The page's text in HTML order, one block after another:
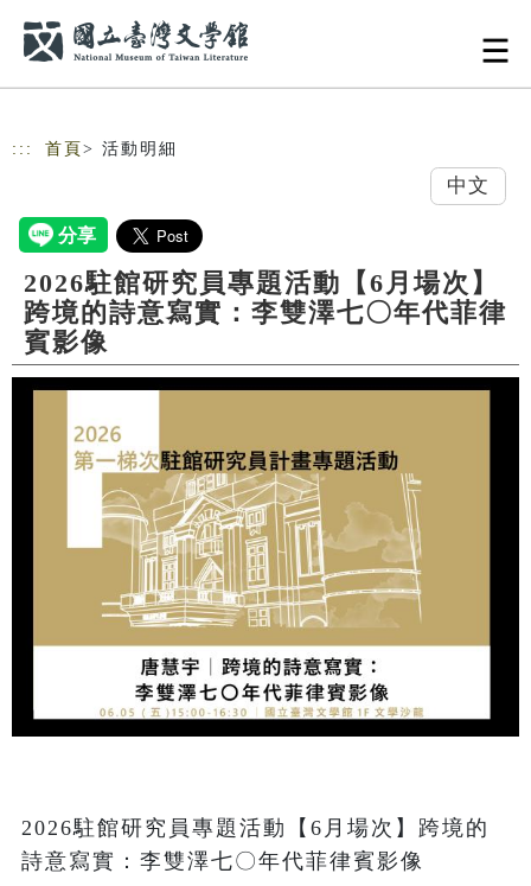
::: 首頁 > 活動明細
中文
2026駐館研究員專題活動【6月場次】
跨境的詩意寫實：李雙澤七〇年代菲律
賓影像
2026駐館研究員專題活動【6月場次】跨境的
詩意寫實：李雙澤七〇年代菲律賓影像